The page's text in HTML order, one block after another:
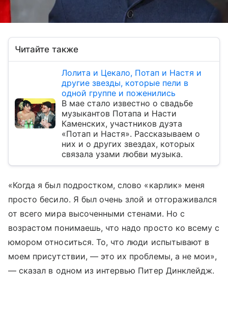
Читайте также
Лолита и Цекало, Потап и Настя и
другие звезды, которые пели в
одной группе и поженились
В мае стало известно о свадьбе
музыкантов Потапа и Насти
Каменских, участников дуэта
«Потап и Настя». Рассказываем о
них и о других звездах, которых
связала узами любви музыка.
«Когда я был подростком, слово «карлик» меня
просто бесило. Я был очень злой и отгораживался
от всего мира высоченными стенами. Но с
возрастом понимаешь, что надо просто ко всему с
юмором относиться. То, что люди испытывают в
моем присутствии, — это их проблемы, а не мои»,
— сказал в одном из интервью Питер Динклейдж.